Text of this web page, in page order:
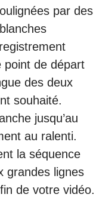
par des
point de départ
des deux
souhaité.
jusqu’au
au ralenti.
la séquence
grandes lignes
de votre vidéo.